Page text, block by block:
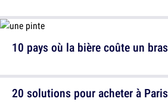
10 pays où la bière coûte un bras
20 solutions pour acheter à Paris